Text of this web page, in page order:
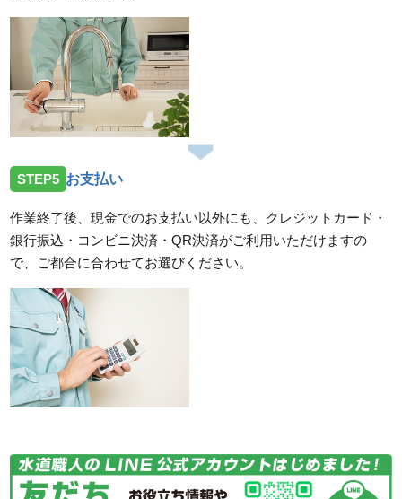
STEP5 お支払い
作業終了後、現金でのお支払い以外にも、クレジットカード・
銀行振込・コンビニ決済・QR決済がご利用いただけますの
で、ご都合に合わせてお選びください。